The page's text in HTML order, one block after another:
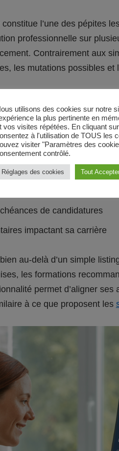
l’une des pépites
professionnelle sur
Contrairement aux
les mutations possibles et
la plateforme en
l’utilisateur
importantes pour
des affectations.
continues dans sa
postes à profil
de candidatures
impactant sa carrière
au-delà d’un simple
les formations
permet d’aligner
à ce que proposent les
utilisons des cookies sur notre
la plus pertinente en
vos visites répétées. En cliquant
à l'utilisation de TOUS les
visiter "Paramètres des
contrôlé.
Réglages des cookies Tout